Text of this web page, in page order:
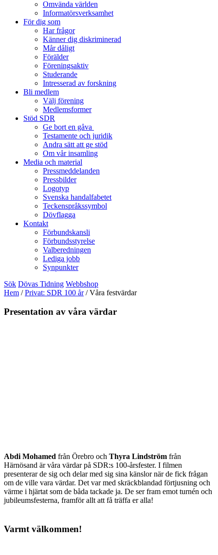
Omvända världen
Informatörsverksamhet
För dig som
Har frågor
Känner dig diskriminerad
Mår dåligt
Förälder
Föreningsaktiv
Studerande
Intresserad av forskning
Bli medlem
Välj förening
Medlemsformer
Stöd SDR
Ge bort en gåva
Testamente och juridik
Andra sätt att ge stöd
Om vår insamling
Media och material
Pressmeddelanden
Pressbilder
Logotyp
Svenska handalfabetet
Teckenspråkssymbol
Dövflagga
Kontakt
Förbundskansli
Förbundsstyrelse
Valberedningen
Lediga jobb
Synpunkter
Sök Dövas Tidning Webbshop
Hem /Privat: SDR 100 år/Våra festvärdar
Presentation av våra värdar
Abdi Mohamed från Örebro och Thyra Lindström från
Härnösand är våra värdar på SDR:s 100-årsfester. I filmen
presenterar de sig och delar med sig sina känslor när de fick frågan
om de ville vara värdar. Det var med skräckblandad förtjusning och
värme i hjärtat som de båda tackade ja. De ser fram emot turnén och
jubileumsfesterna, framför allt att få träffa er alla!
Varmt välkommen!